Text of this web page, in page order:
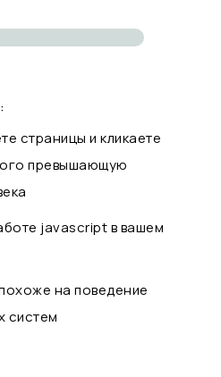
страницы и кликаете
превышающую
javascript в вашем
на поведение
систем